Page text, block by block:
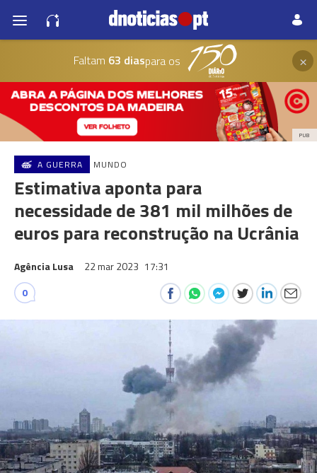
Faltam 63 diaspara os ×
PUB
A GUERRA MUNDO
Estimativa aponta para
necessidade de 381 mil milhões de
euros para reconstrução na Ucrânia
Agência Lusa 22 mar 2023 17:31
0